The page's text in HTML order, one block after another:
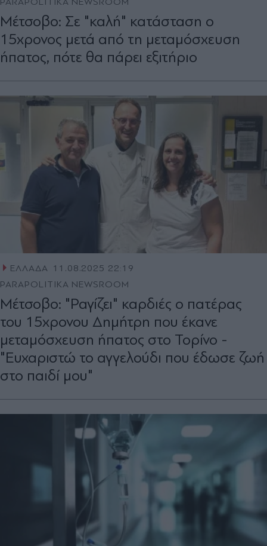
Μέτσοβο: Σε "καλή" κατάσταση ο
15χρονος μετά από τη μεταμόσχευση
ήπατος, πότε θα πάρει εξιτήριο
ΕΛΛΑΔΑ 11.08.2025 22:19
PARAPOLITIKA NEWSROOM
Μέτσοβο: "Ραγίζει" καρδιές ο πατέρας
του 15χρονου Δημήτρη που έκανε
μεταμόσχευση ήπατος στο Τορίνο -
"Ευχαριστώ το αγγελούδι που έδωσε ζωή
στο παιδί μου"